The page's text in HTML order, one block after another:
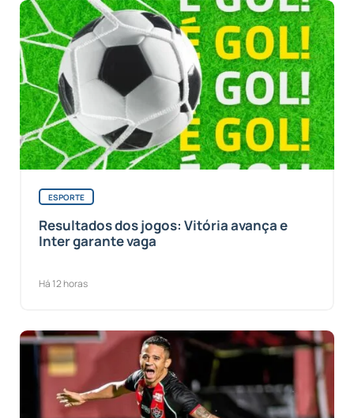
ESPORTE
Resultados dos jogos: Vitória avança e
Inter garante vaga
Há 12 horas